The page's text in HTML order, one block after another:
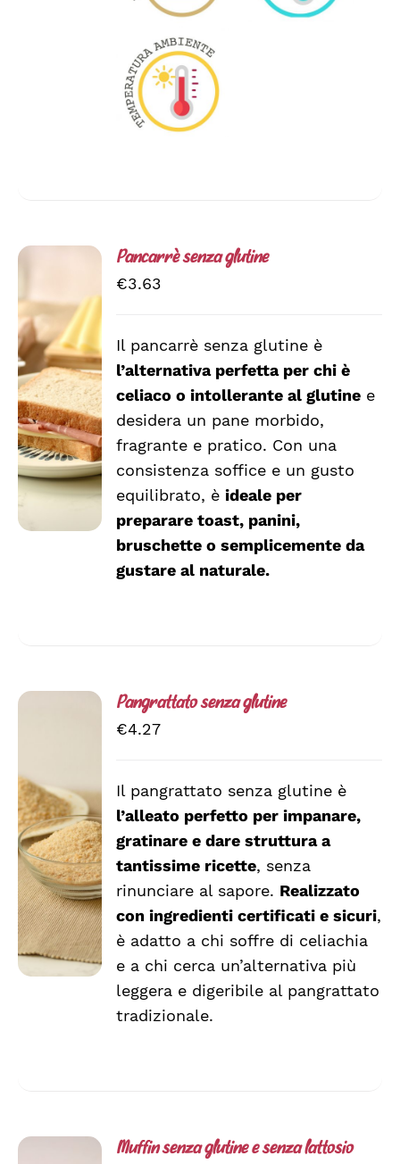
AGGIUNGI
AL
CARRELLO
/
DETTAGLI
Pancarrè senza glutine
€3.63
Il pancarrè senza glutine è
l’alternativa perfetta per chi è
celiaco o intollerante al glutine e
desidera un pane morbido,
fragrante e pratico. Con una
consistenza soffice e un gusto
equilibrato, èideale per
preparare toast, panini,
bruschette o semplicemente da
gustare al naturale.
AGGIUNGI
AL
CARRELLO
/
DETTAGLI
Pangrattato senza glutine
€4.27
Il pangrattato senza glutine è
l’alleato perfetto per impanare,
gratinare e dare struttura a
tantissime ricette, senza
rinunciare al sapore. Realizzato
con ingredienti certificati e sicuri,
è adatto a chi soffre di celiachia
e a chi cerca un’alternativa più
leggera e digeribile al pangrattato
tradizionale.
Muffin senza glutine e senza lattosio